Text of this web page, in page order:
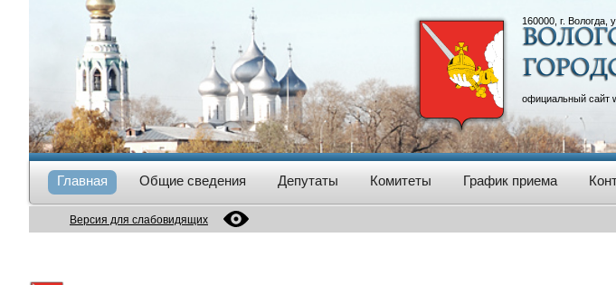
160000, г. Вологда,
официальный сайт
Главная Общие сведения Депутаты Комитеты График приема
Версия для слабовидящих